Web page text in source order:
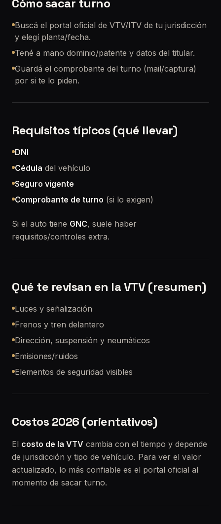
Cómo sacar turno
Buscá el portal oficial de VTV/ITV de tu jurisdicción
y elegí planta/fecha.
Tené a mano dominio/patente y datos del titular.
Guardá el comprobante del turno (mail/captura)
por si te lo piden.
Requisitos típicos (qué llevar)
DNI
Cédula del vehículo
Seguro vigente
Comprobante de turno (si lo exigen)
Si el auto tiene GNC, suele haber
requisitos/controles extra.
Qué te revisan en la VTV (resumen)
Luces y señalización
Frenos y tren delantero
Dirección, suspensión y neumáticos
Emisiones/ruidos
Elementos de seguridad visibles
Costos 2026 (orientativos)
El costo de la VTV cambia con el tiempo y depende
de jurisdicción y tipo de vehículo. Para ver el valor
actualizado, lo más confiable es el portal oficial al
momento de sacar turno.